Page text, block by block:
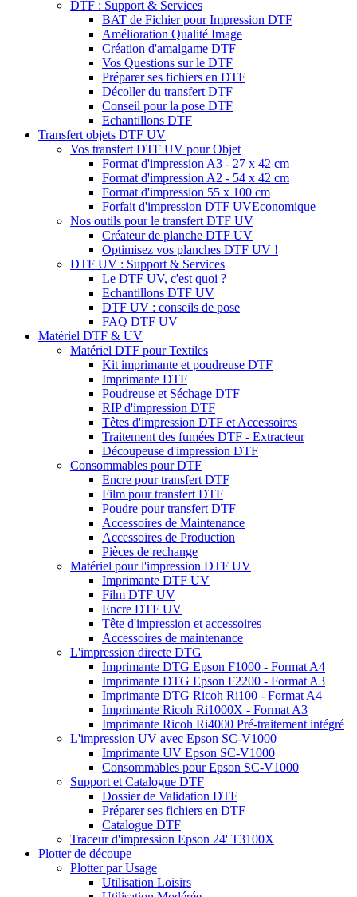
DTF : Support & Services
BAT de Fichier pour Impression DTF
Amélioration Qualité Image
Création d'amalgame DTF
Vos Questions sur le DTF
Préparer ses fichiers en DTF
Décoller du transfert DTF
Conseil pour la pose DTF
Echantillons DTF
Transfert objets DTF UV
Vos transfert DTF UV pour Objet
Format d'impression A3 - 27 x 42 cm
Format d'impression A2 - 54 x 42 cm
Format d'impression 55 x 100 cm
Forfait d'impression DTF UVEconomique
Nos outils pour le transfert DTF UV
Créateur de planche DTF UV
Optimisez vos planches DTF UV !
DTF UV : Support & Services
Le DTF UV, c'est quoi ?
Echantillons DTF UV
DTF UV : conseils de pose
FAQ DTF UV
Matériel DTF & UV
Matériel DTF pour Textiles
Kit imprimante et poudreuse DTF
Imprimante DTF
Poudreuse et Séchage DTF
RIP d'impression DTF
Têtes d'impression DTF et Accessoires
Traitement des fumées DTF - Extracteur
Découpeuse d'impression DTF
Consommables pour DTF
Encre pour transfert DTF
Film pour transfert DTF
Poudre pour transfert DTF
Accessoires de Maintenance
Accessoires de Production
Pièces de rechange
Matériel pour l'impression DTF UV
Imprimante DTF UV
Film DTF UV
Encre DTF UV
Tête d'impression et accessoires
Accessoires de maintenance
L'impression directe DTG
Imprimante DTG Epson F1000 - Format A4
Imprimante DTG Epson F2200 - Format A3
Imprimante DTG Ricoh Ri100 - Format A4
Imprimante Ricoh Ri1000X - Format A3
Imprimante Ricoh Ri4000 Pré-traitement intégré
L'impression UV avec Epson SC-V1000
Imprimante UV Epson SC-V1000
Consommables pour Epson SC-V1000
Support et Catalogue DTF
Dossier de Validation DTF
Préparer ses fichiers en DTF
Catalogue DTF
Traceur d'impression Epson 24' T3100X
Plotter de découpe
Plotter par Usage
Utilisation Loisirs